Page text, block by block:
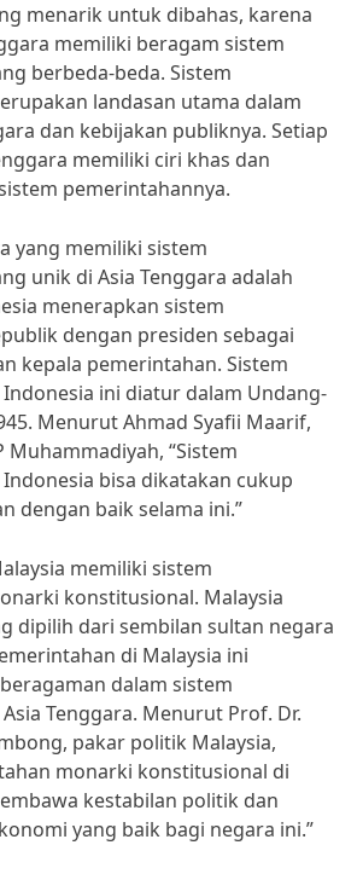
menarik untuk dibahas, karena
memiliki beragam sistem
berbeda-beda. Sistem
landasan utama dalam
dan kebijakan publiknya. Setiap
memiliki ciri khas dan
pemerintahannya.
yang memiliki sistem
unik di Asia Tenggara adalah
menerapkan sistem
dengan presiden sebagai
kepala pemerintahan. Sistem
ini diatur dalam Undang-
Menurut Ahmad Syafii Maarif,
Muhammadiyah, “Sistem
bisa dikatakan cukup
dengan baik selama ini.”
memiliki sistem
konstitusional. Malaysia
dipilih dari sembilan sultan negara
di Malaysia ini
dalam sistem
Tenggara. Menurut Prof. Dr.
pakar politik Malaysia,
monarki konstitusional di
kestabilan politik dan
yang baik bagi negara ini.”